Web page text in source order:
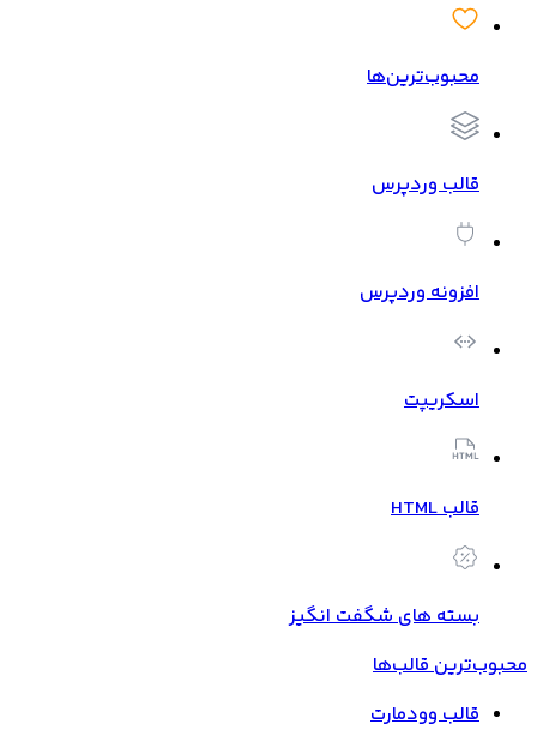
محبوب‌ترین‌ها
قالب وردپرس
افزونه وردپرس
اسکریپت
قالب HTML
بسته های شگفت انگیز
محبوب‌ترین قالب‌ها
قالب وودمارت